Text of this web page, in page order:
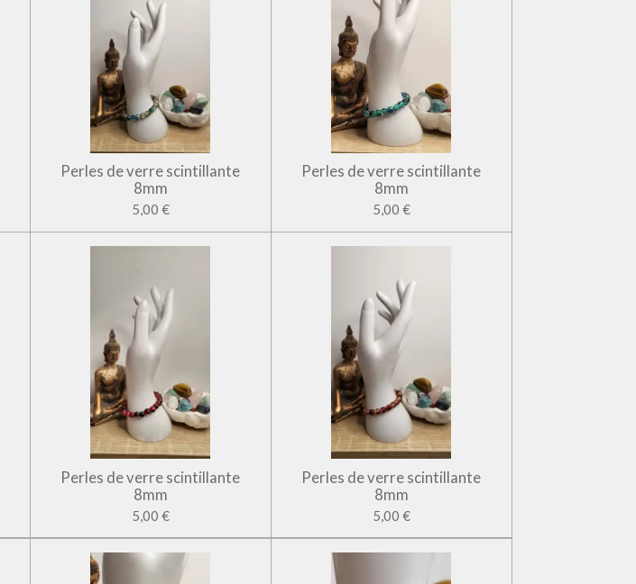
Perles de verre scintillante
8mm
5,00 €
Perles de verre scintillante
8mm
5,00 €
Perles de verre scintillante
8mm
5,00 €
Perles de verre scintillante
8mm
5,00 €